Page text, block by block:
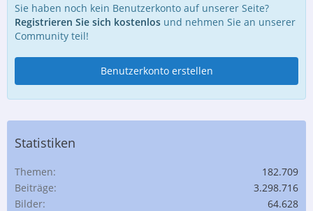
Sie haben noch kein Benutzerkonto auf unserer Seite?
Registrieren Sie sich kostenlos und nehmen Sie an unserer
Community teil!
Benutzerkonto erstellen
Statistiken
Themen
182.709
Beiträge
3.298.716
Bilder
64.628